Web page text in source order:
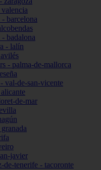
barcelona
badalona
- lalín
- palma-de-mallorca
val-de-san-vicente
de-mar
javier
de-tenerife - tacoronte